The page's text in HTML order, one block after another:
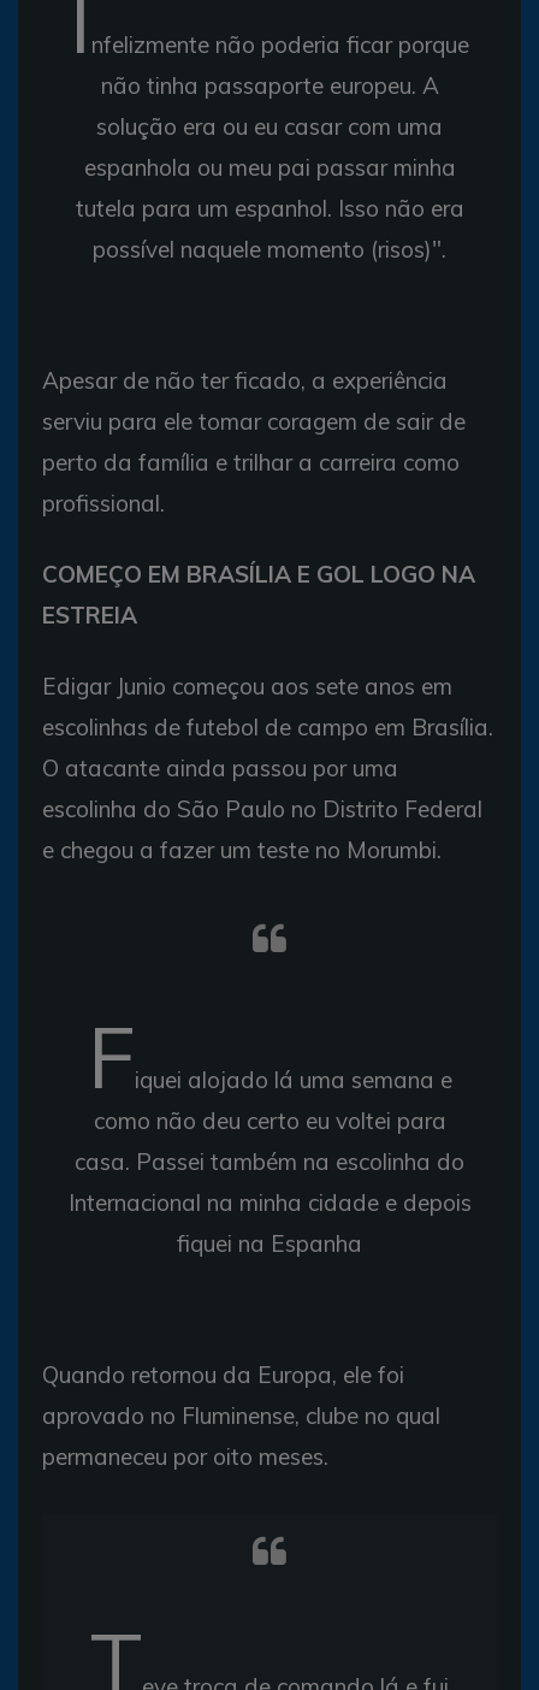
nfelizmente não poderia ficar porque
não tinha passaporte europeu. A
solução era ou eu casar com uma
espanhola ou meu pai passar minha
tutela para um espanhol. Isso não era
possível naquele momento (risos)".
Apesar de não ter ficado, a experiência
serviu para ele tomar coragem de sair de
perto da família e trilhar a carreira como
profissional.
COMEÇO EM BRASÍLIA E GOL LOGO NA
ESTREIA
Edigar Junio começou aos sete anos em
escolinhas de futebol de campo em Brasília.
O atacante ainda passou por uma
escolinha do São Paulo no Distrito Federal
e chegou a fazer um teste no Morumbi.
Fiquei alojado lá uma semana e
como não deu certo eu voltei para
casa. Passei também na escolinha do
Internacional na minha cidade e depois
fiquei na Espanha
Quando retornou da Europa, ele foi
aprovado no Fluminense, clube no qual
permaneceu por oito meses.
T